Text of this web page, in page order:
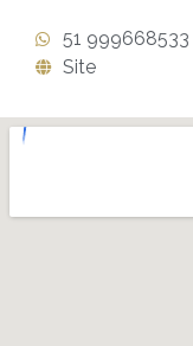
51 999668533
Site